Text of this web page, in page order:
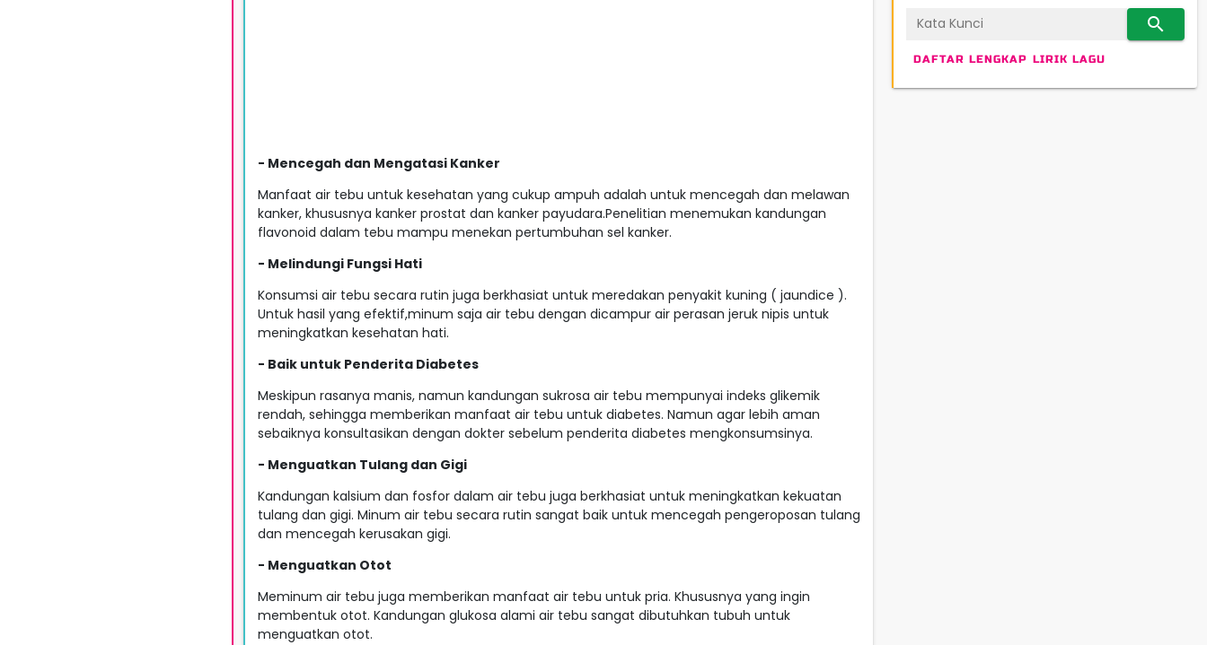
- Mencegah dan Mengatasi Kanker
Manfaat air tebu untuk kesehatan yang cukup ampuh adalah untuk mencegah dan melawan
kanker, khususnya kanker prostat dan kanker payudara.Penelitian menemukan kandungan
flavonoid dalam tebu mampu menekan pertumbuhan sel kanker.
- Melindungi Fungsi Hati
Konsumsi air tebu secara rutin juga berkhasiat untuk meredakan penyakit kuning ( jaundice ).
Untuk hasil yang efektif,minum saja air tebu dengan dicampur air perasan jeruk nipis untuk
meningkatkan kesehatan hati.
- Baik untuk Penderita Diabetes
Meskipun rasanya manis, namun kandungan sukrosa air tebu mempunyai indeks glikemik
rendah, sehingga memberikan manfaat air tebu untuk diabetes. Namun agar lebih aman
sebaiknya konsultasikan dengan dokter sebelum penderita diabetes mengkonsumsinya.
- Menguatkan Tulang dan Gigi
Kandungan kalsium dan fosfor dalam air tebu juga berkhasiat untuk meningkatkan kekuatan
tulang dan gigi. Minum air tebu secara rutin sangat baik untuk mencegah pengeroposan tulang
dan mencegah kerusakan gigi.
- Menguatkan Otot
Meminum air tebu juga memberikan manfaat air tebu untuk pria. Khususnya yang ingin
membentuk otot. Kandungan glukosa alami air tebu sangat dibutuhkan tubuh untuk
menguatkan otot.
search
DAFTAR LENGKAP LIRIK LAGU